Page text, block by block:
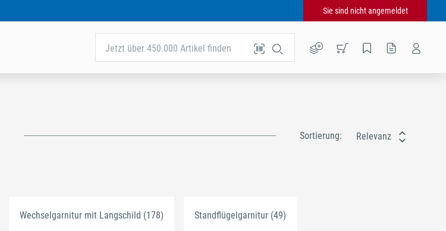
Sie sind nicht angemeldet
Jetzt über 450.000 Artikel finden
Sortierung: Relevanz
Wechselgarnitur mit Langschild (178) Standflügelgarnitur (49)